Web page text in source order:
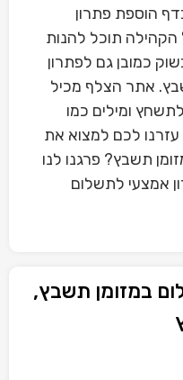
הוספת פתרון
תוכל להנות
כמובן גם לפתרון
אתר הצלף מכיל
ומילים כמו
לכם למצוא את
תשבץ? פרגנו לנו
אמצעי לתשלום
במזומן תשבץ,